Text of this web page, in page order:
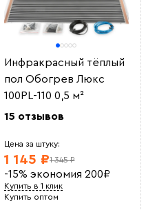
Инфракрасный тёплый
пол Обогрев Люкс
100PL-110 0,5 м²
15 отзывов
Цена за штуку:
1 345 ₽
1 145 ₽
-15% экономия 200₽
Купить в 1 клик
Купить оптом